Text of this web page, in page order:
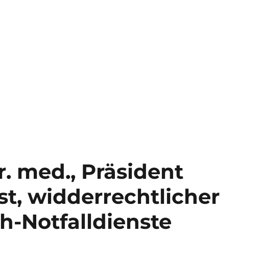
med., Präsident
widderrechtlicher
Notfalldienste